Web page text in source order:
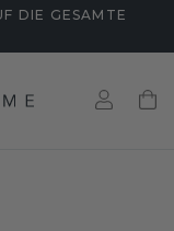
DIE GESAMTE